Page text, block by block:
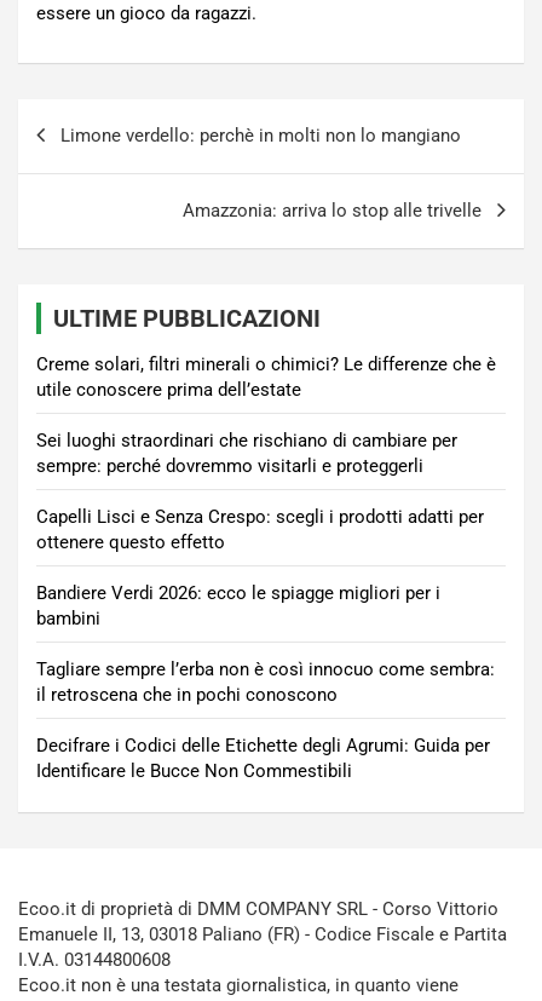
essere un gioco da ragazzi.
Limone verdello: perchè in molti non lo mangiano
Amazzonia: arriva lo stop alle trivelle
ULTIME PUBBLICAZIONI
Creme solari, filtri minerali o chimici? Le differenze che è
utile conoscere prima dell’estate
Sei luoghi straordinari che rischiano di cambiare per
sempre: perché dovremmo visitarli e proteggerli
Capelli Lisci e Senza Crespo: scegli i prodotti adatti per
ottenere questo effetto
Bandiere Verdi 2026: ecco le spiagge migliori per i
bambini
Tagliare sempre l’erba non è così innocuo come sembra:
il retroscena che in pochi conoscono
Decifrare i Codici delle Etichette degli Agrumi: Guida per
Identificare le Bucce Non Commestibili
Ecoo.it di proprietà di DMM COMPANY SRL - Corso Vittorio
Emanuele II, 13, 03018 Paliano (FR) - Codice Fiscale e Partita
I.V.A. 03144800608
Ecoo.it non è una testata giornalistica, in quanto viene